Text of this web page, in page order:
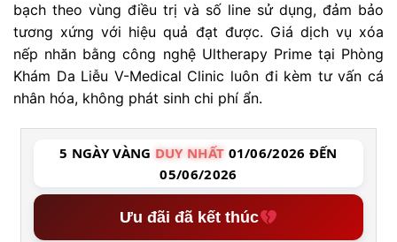
bạch theo vùng điều trị và số line sử dụng, đảm bảo
tương xứng với hiệu quả đạt được. Giá dịch vụ xóa
nếp nhăn bằng công nghệ Ultherapy Prime tại Phòng
Khám Da Liễu V-Medical Clinic luôn đi kèm tư vấn cá
nhân hóa, không phát sinh chi phí ẩn.
5 NGÀY VÀNG DUY NHẤT 01/06/2026 ĐẾN
05/06/2026
Ưu đãi đã kết thúc